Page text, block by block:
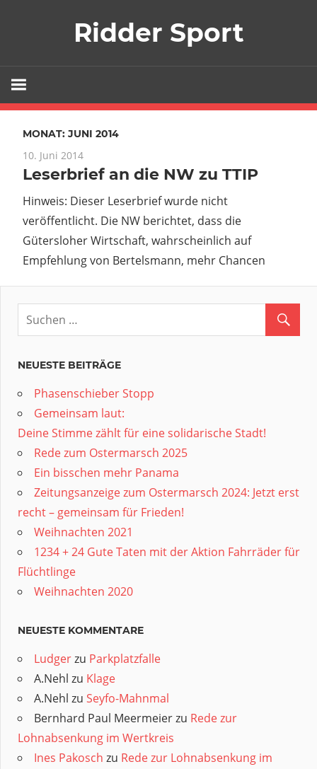
Ridder Sport
MONAT: JUNI 2014
10. Juni 2014
Leserbrief an die NW zu TTIP
Hinweis: Dieser Leserbrief wurde nicht
veröffentlicht. Die NW berichtet, dass die
Gütersloher Wirtschaft, wahrscheinlich auf
Empfehlung von Bertelsmann, mehr Chancen
NEUESTE BEITRÄGE
Phasenschieber Stopp
Gemeinsam laut:
Deine Stimme zählt für eine solidarische Stadt!
Rede zum Ostermarsch 2025
Ein bisschen mehr Panama
Zeitungsanzeige zum Ostermarsch 2024: Jetzt erst
recht – gemeinsam für Frieden!
Weihnachten 2021
1234 + 24 Gute Taten mit der Aktion Fahrräder für
Flüchtlinge
Weihnachten 2020
NEUESTE KOMMENTARE
Ludgerzu Parkplatzfalle
A.Nehl zu Klage
A.Nehl zu Seyfo-Mahnmal
Bernhard Paul Meermeierzu Rede zur
Lohnabsenkung im Wertkreis
Ines Pakosch zu Rede zur Lohnabsenkung im